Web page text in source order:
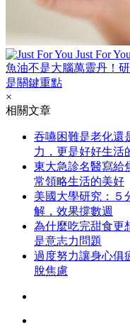
Just For You
魚油不是大腦萬靈丹！
是關鍵重點
×
相關文章
吞嚥困難是老化還
力，更是好好生活
東大急診名醫寫給
常領略生活的美好
美國大學研究：５
解，效果撐數週
為什麼吃完甜食更
是意志力問題
過度努力讓身心俱
脫焦慮